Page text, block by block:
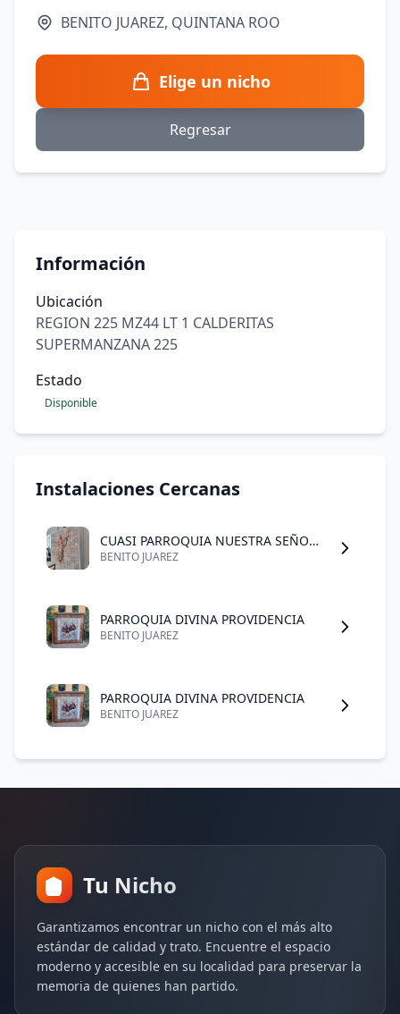
BENITO JUAREZ, QUINTANA ROO
Elige un nicho
Regresar
Información
Ubicación
REGION 225 MZ44 LT 1 CALDERITAS
SUPERMANZANA 225
Estado
Disponible
Instalaciones Cercanas
CUASI PARROQUIA NUESTRA SEÑORA DE GUADALUPE
BENITO JUAREZ
PARROQUIA DIVINA PROVIDENCIA
BENITO JUAREZ
PARROQUIA DIVINA PROVIDENCIA
BENITO JUAREZ
Tu Nicho
Garantizamos encontrar un nicho con el más alto
estándar de calidad y trato. Encuentre el espacio
moderno y accesible en su localidad para preservar la
memoria de quienes han partido.